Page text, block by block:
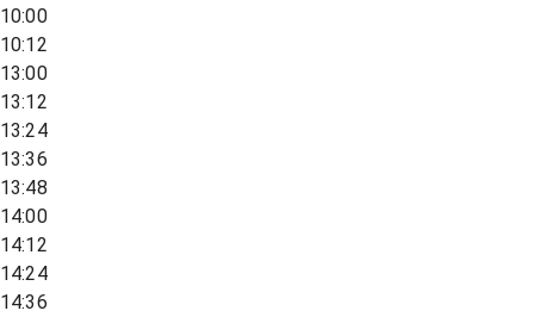
10:00
10:12
13:00
13:12
13:24
13:36
13:48
14:00
14:12
14:24
14:36